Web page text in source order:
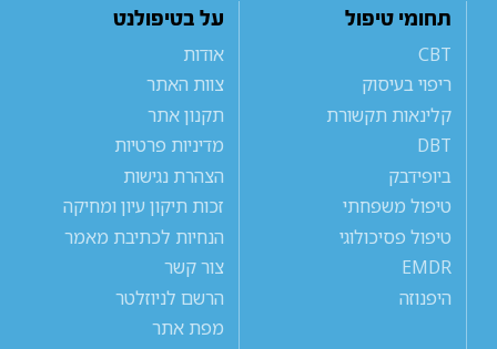
תחומי טיפול
CBT
ריפוי בעיסוק
קלינאות תקשורת
DBT
ביופידבק
טיפול משפחתי
טיפול פסיכולוגי
EMDR
היפנוזה
על בטיפולנט
אודות
צוות האתר
תקנון אתר
מדיניות פרטיות
הצהרת נגישות
זכות תיקון עיון ומחיקה
הנחיות לכתיבת מאמר
צור קשר
הרשם לניוזלטר
מפת אתר